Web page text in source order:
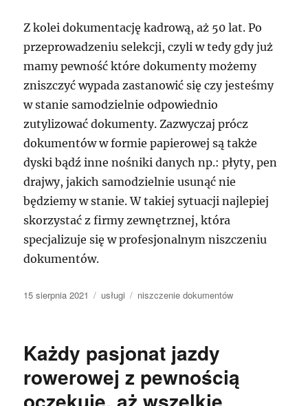
Z kolei dokumentację kadrową, aż 50 lat. Po
przeprowadzeniu selekcji, czyli w tedy gdy już
mamy pewność które dokumenty możemy
zniszczyć wypada zastanowić się czy jesteśmy
w stanie samodzielnie odpowiednio
zutylizować dokumenty. Zazwyczaj prócz
dokumentów w formie papierowej są także
dyski bądź inne nośniki danych np.: płyty, pen
drajwy, jakich samodzielnie usunąć nie
będziemy w stanie. W takiej sytuacji najlepiej
skorzystać z firmy zewnętrznej, która
specjalizuje się w profesjonalnym niszczeniu
dokumentów.
Data
15 sierpnia 2021 Kategorie
usługi Tagi
niszczenie dokumentów
Każdy pasjonat jazdy
rowerowej z pewnością